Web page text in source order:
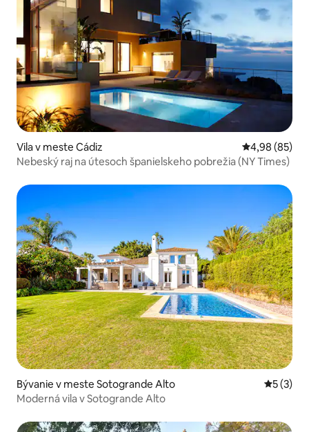
Vila v meste Cádiz Priemerné
4,98 (85)
Nebeský raj na útesoch španielskeho pobrežia (NY Times)
Bývanie v meste Sotogrande Alto
5 (3)
Moderná vila v Sotogrande Alto